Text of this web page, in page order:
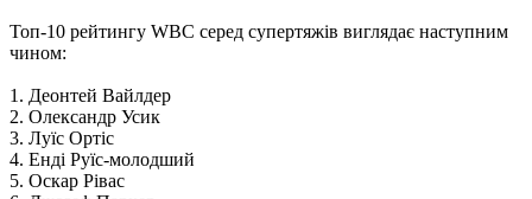
Топ-10 рейтингу WBC серед супертяжів виглядає наступним
чином:
1. Деонтей Вайлдер
2. Олександр Усик
3. Луїс Ортіс
4. Енді Руїс-молодший
5. Оскар Рівас